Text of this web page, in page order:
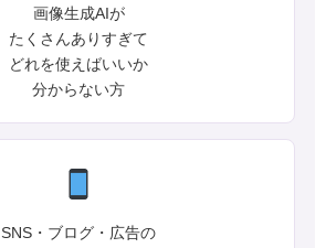
画像生成AIが
たくさんありすぎて
どれを使えばいいか
分からない方
SNS・ブログ・広告の